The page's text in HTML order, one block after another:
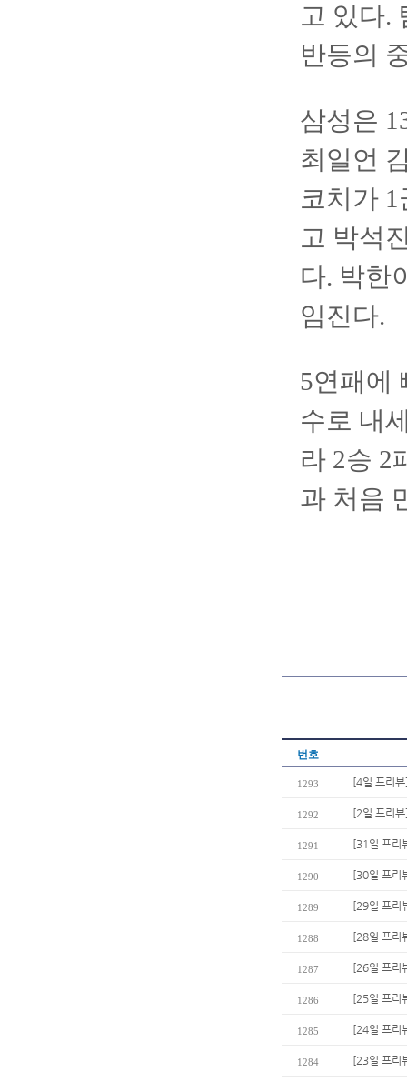
고 있다.
반등의
삼성은
최일언
코치가
고 박석
다. 박한
임진다.
5연패에
수로 내
라 2승 2
과 처음
번호
1293 [4일 프리
1292 [2일 프리
1291 [31일 프리
1290 [30일 프리
1289 [29일 프리
1288 [28일 프리
1287 [26일 프리
1286 [25일 프리
1285 [24일 프리
1284 [23일 프리